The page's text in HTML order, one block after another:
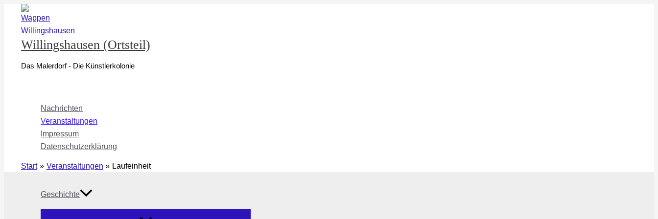
Inhalt
springen
Willingshausen (Ortsteil)
Das Malerdorf - Die Künstlerkolonie
Nachrichten
Veranstaltungen
Impressum
Datenschutzerklärung
Start Veranstaltungen Laufeinheit
Geschichte